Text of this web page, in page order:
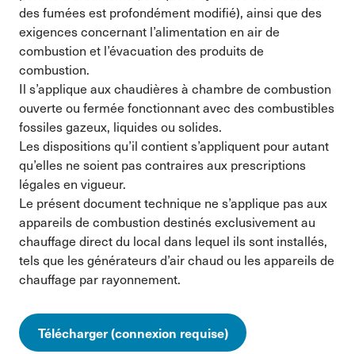
des fumées est profondément modifié), ainsi que des
exigences concernant l’alimentation en air de
combustion et l’évacuation des produits de
combustion.
Il s’applique aux chaudières à chambre de combustion
ouverte ou fermée fonctionnant avec des combustibles
fossiles gazeux, liquides ou solides.
Les dispositions qu’il contient s’appliquent pour autant
qu’elles ne soient pas contraires aux prescriptions
légales en vigueur.
Le présent document technique ne s’applique pas aux
appareils de combustion destinés exclusivement au
chauffage direct du local dans lequel ils sont installés,
tels que les générateurs d’air chaud ou les appareils de
chauffage par rayonnement.
Télécharger (connexion requise)